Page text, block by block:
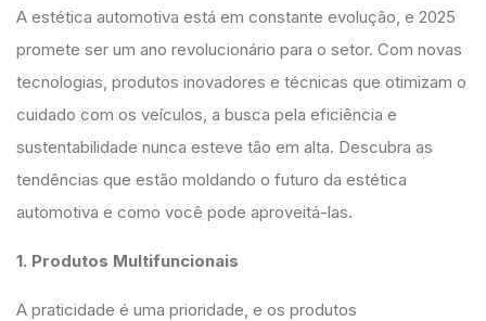
A estética automotiva está em constante evolução, e 2025
promete ser um ano revolucionário para o setor. Com novas
tecnologias, produtos inovadores e técnicas que otimizam o
cuidado com os veículos, a busca pela eficiência e
sustentabilidade nunca esteve tão em alta. Descubra as
tendências que estão moldando o futuro da estética
automotiva e como você pode aproveitá-las.
1. Produtos Multifuncionais
A praticidade é uma prioridade, e os produtos